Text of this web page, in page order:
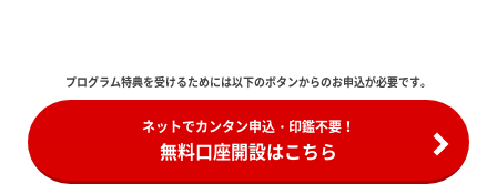
プログラム特典を受けるためには以下のボタンからのお申込が必要です。
ネットでカンタン申込・印鑑不要！
無料口座開設はこちら